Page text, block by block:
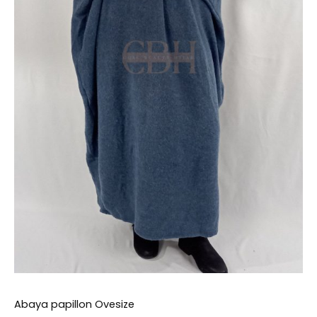
Abaya papillon Ovesize
la
page
du